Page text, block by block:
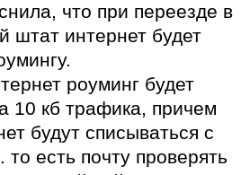
что при переезде в
штат интернет будет
роуминг будет
10 кб трафика, причем
будут списываться с
то есть почту проверять